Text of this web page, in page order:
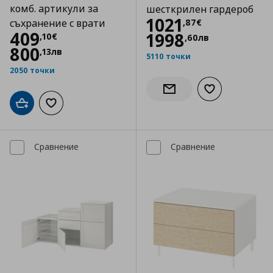
комб. артикули за
съхранение с врати
409,10€
Цена
800,13лв
2050 точки
Добави в кошницата
Добави към списъка с любими
шесткрилен гардероб
1021 ,87€
Цена1021,87 €
1998,60лв
5110 точки
Информирай ме за
Добави към
Сравнение Сравнение